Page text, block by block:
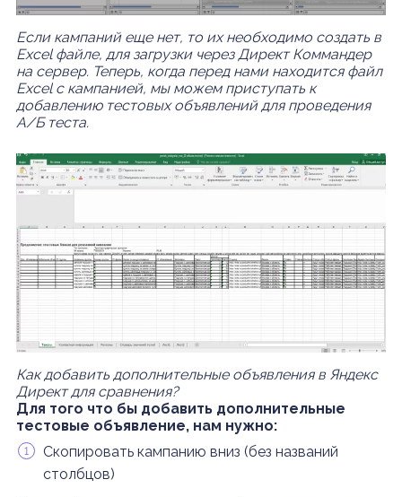
Если кампаний еще нет, то их необходимо создать в
Excel файле, для загрузки через Директ Коммандер
на сервер. Теперь, когда перед нами находится файл
Excel с кампанией, мы можем приступать к
добавлению тестовых объявлений для проведения
A/Б теста.
Как добавить дополнительные объявления в Яндекс
Директ для сравнения?
Для того что бы добавить дополнительные
тестовые объявление, нам нужно:
Скопировать кампанию вниз (без названий
столбцов)